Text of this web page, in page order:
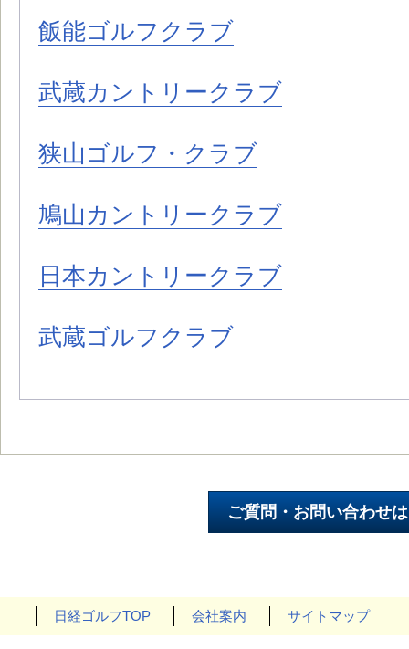
飯能ゴルフクラブ
武蔵カントリークラブ
狭山ゴルフ・クラブ
鳩山カントリークラブ
日本カントリークラブ
武蔵ゴルフクラブ
日経ゴルフTOP 会社案内 サイトマップ